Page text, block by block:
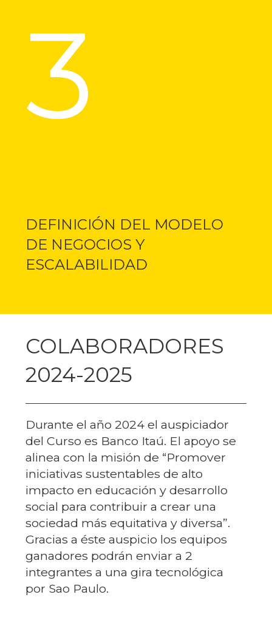
3
DEFINICIÓN DEL MODELO
DE NEGOCIOS Y
ESCALABILIDAD
COLABORADORES
2024-2025
Durante el año 2024 el auspiciador
del Curso es Banco Itaú. El apoyo se
alinea con la misión de “Promover
iniciativas sustentables de alto
impacto en educación y desarrollo
social para contribuir a crear una
sociedad más equitativa y diversa”.
Gracias a éste auspicio los equipos
ganadores podrán enviar a 2
integrantes a una gira tecnológica
por Sao Paulo.